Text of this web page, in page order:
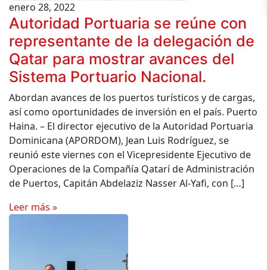
enero 28, 2022
Autoridad Portuaria se reúne con
representante de la delegación de
Qatar para mostrar avances del
Sistema Portuario Nacional.
Abordan avances de los puertos turísticos y de cargas,
así como oportunidades de inversión en el país. Puerto
Haina. – El director ejecutivo de la Autoridad Portuaria
Dominicana (APORDOM), Jean Luis Rodríguez, se
reunió este viernes con el Vicepresidente Ejecutivo de
Operaciones de la Compañía Qatarí de Administración
de Puertos, Capitán Abdelaziz Nasser Al-Yafi, con […]
Leer más »